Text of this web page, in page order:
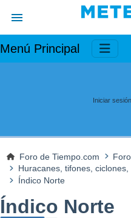
Menú Principal
Iniciar sesión
Foro de Tiempo.com
Huracanes, tifones,
Índico Norte
Índico Norte